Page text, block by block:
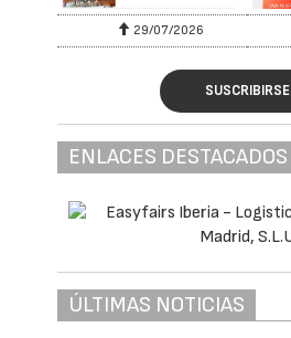
29/07/2026
SUSCRIBIRSE
ENLACES DESTACADOS
ÚLTIMAS NOTICIAS